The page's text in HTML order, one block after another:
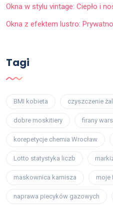
Okna w stylu vintage: Ciepło i
Okna z efektem lustro:
Tagi
BMI kobieta czyszczenie
dobre moskitiery firany
korepetycje chemia Wrocław
Lotto statystyka liczb
maskownica karnisza moje
naprawa piecyków gazowych